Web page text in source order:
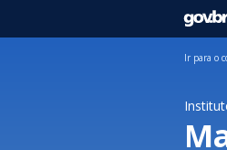
GOVBR
Ir para o